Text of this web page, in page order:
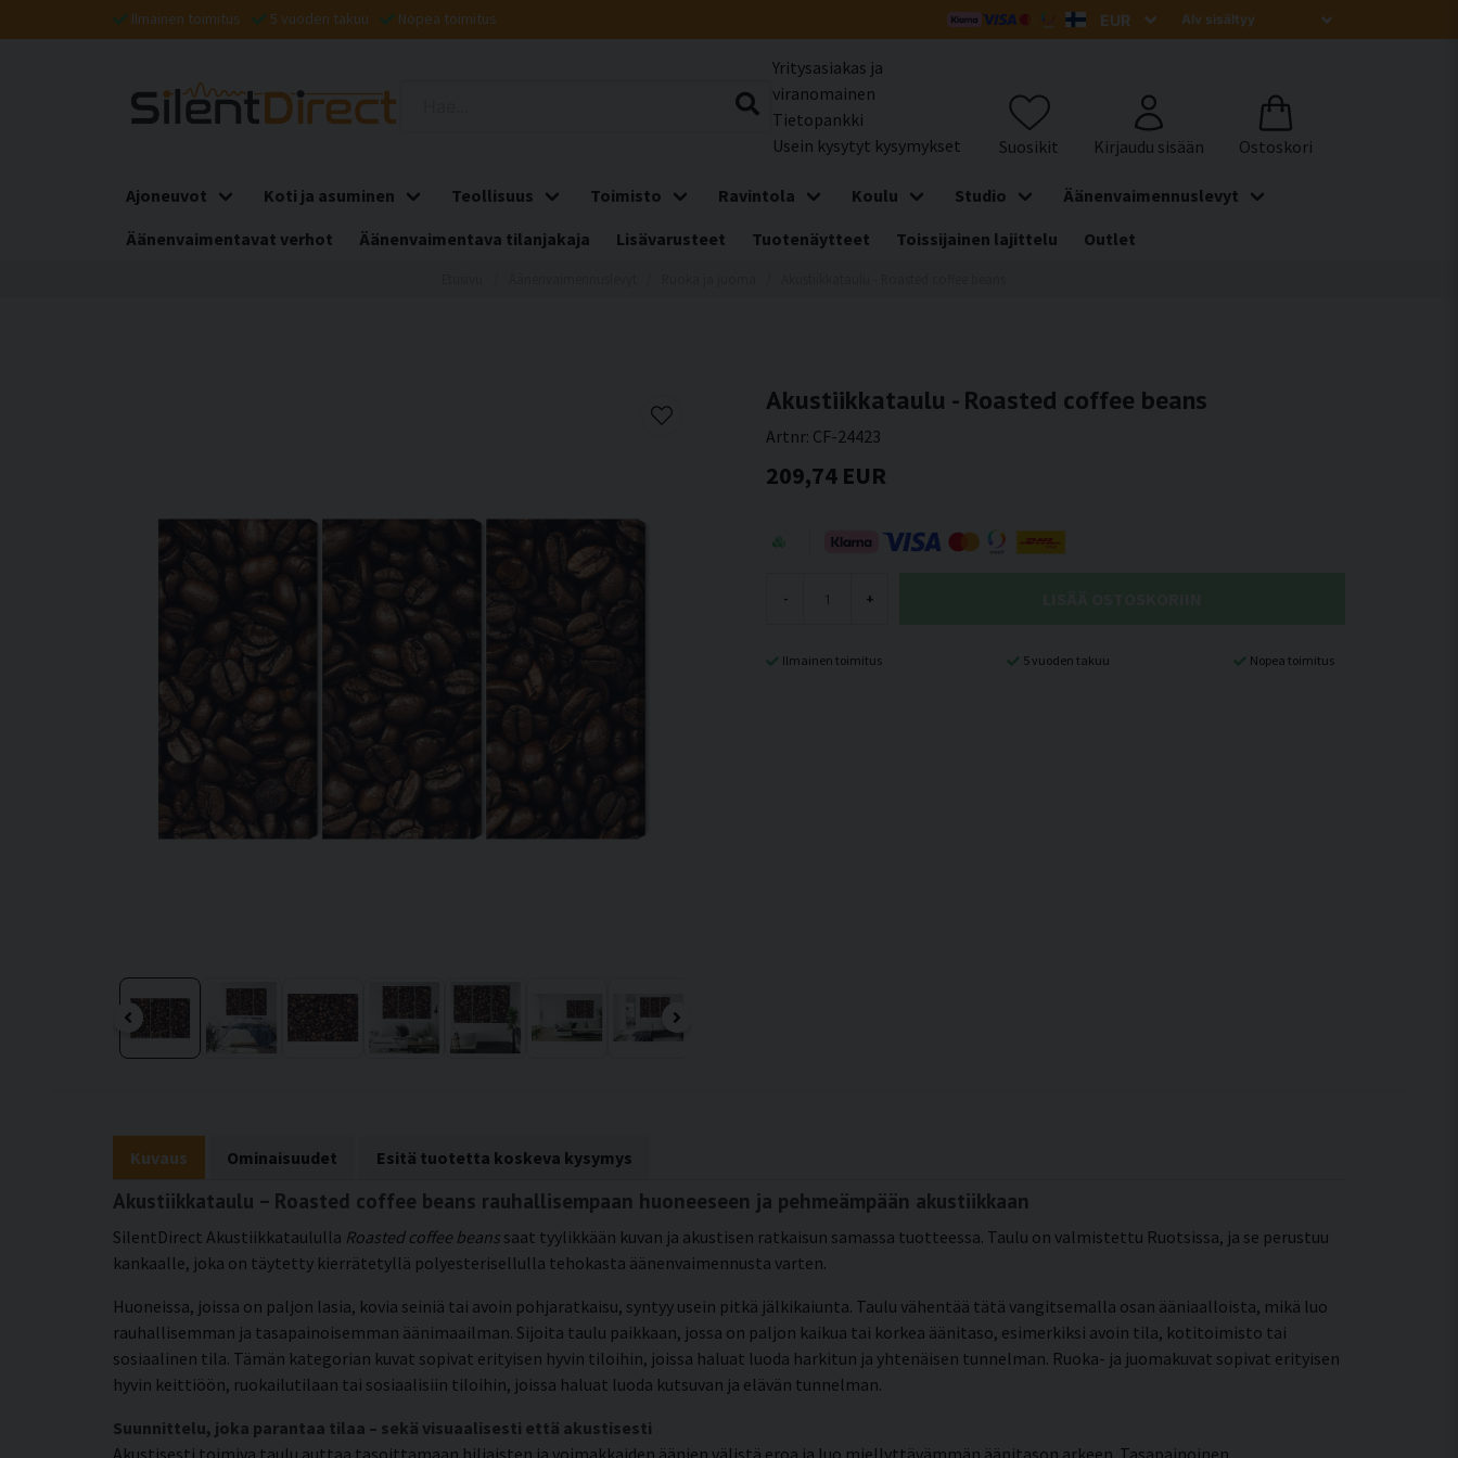
Ilmainen toimitus 5 vuoden takuu Nopea toimitus
Yritysasiakas ja
viranomainen
Tietopankki
Usein kysytyt kysymykset
Ajoneuvot Koti ja asuminen Teollisuus Toimisto Ravintola Koulu Studio
Äänenvaimennuslevyt
Äänenvaimentavat verhot
Äänenvaimentava tilanjakaja Lisävarusteet Tuotenäytteet Toissijainen lajittelu Outlet
Akustiikkataulu - Roasted coffee beans
Artnr: CF-24423
209,74 EUR
- +
Ilmainen toimitus 5 vuoden takuu Nopea toimitus
Kuvaus Ominaisuudet Esitä tuotetta koskeva kysymys
Akustiikkataulu – Roasted coffee beans rauhallisempaan huoneeseen ja pehmeämpään akustiikkaan
SilentDirect Akustiikkataululla Roasted coffee beans saat tyylikkään kuvan ja akustisen ratkaisun samassa tuotteessa. Taulu on valmistettu Ruotsissa, ja se perustuu
kankaalle, joka on täytetty kierrätetyllä polyesterisellulla tehokasta äänenvaimennusta varten.
Huoneissa, joissa on paljon lasia, kovia seiniä tai avoin pohjaratkaisu, syntyy usein pitkä jälkikaiunta. Taulu vähentää tätä vangitsemalla osan ääniaalloista, mikä luo
rauhallisemman ja tasapainoisemman äänimaailman. Sijoita taulu paikkaan, jossa on paljon kaikua tai korkea äänitaso, esimerkiksi avoin tila, kotitoimisto tai
sosiaalinen tila. Tämän kategorian kuvat sopivat erityisen hyvin tiloihin, joissa haluat luoda harkitun ja yhtenäisen tunnelman. Ruoka- ja juomakuvat sopivat erityisen
hyvin keittiöön, ruokailutilaan tai sosiaalisiin tiloihin, joissa haluat luoda kutsuvan ja elävän tunnelman.
Suunnittelu, joka parantaa tilaa – sekä visuaalisesti että akustisesti
Akustisesti toimiva taulu auttaa tasoittamaan hiljaisten ja voimakkaiden äänien välistä eroa ja luo miellyttävämmän äänitason arkeen. Tasapainoinen